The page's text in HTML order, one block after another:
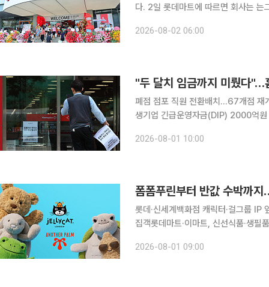
다. 2일 롯데마트에 따르면 회사는 는그동안 호찌민시 등 베트남 남부를 중심으로 점포망을 구축했
심이던 출점 범위를 주변 주요 도시까
2026-08-02 06:00
"두 달치 임금까지 미뤘다"…
폐점 점포 직원 전환배치…67개점 재개 추
생기업 긴급운영자금(DIP) 2000억
있으며 노사가 임금 지급을 두 달 미
2026-08-01 10:00
폼폼푸린부터 반값 수박까
롯데·신세계백화점 캐릭터·걸그룹 IP
집객롯데마트·이마트, 신선식품·생필품 ‘반값 경쟁’ 맞불 유통가
활용한 팬덤 마케팅에 집중하고 대형
2026-08-01 09:00